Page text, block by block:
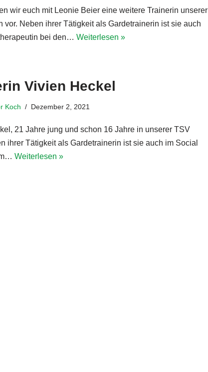
wir euch mit Leonie Beier eine weitere Trainerin unserer
vor. Neben ihrer Tätigkeit als Gardetrainerin ist sie auch
bei den…Weiterlesen »
Vivien Heckel
Koch Dezember 2, 2021
21 Jahre jung und schon 16 Jahre in unserer TSV
ihrer Tätigkeit als Gardetrainerin ist sie auch im Social
Weiterlesen »